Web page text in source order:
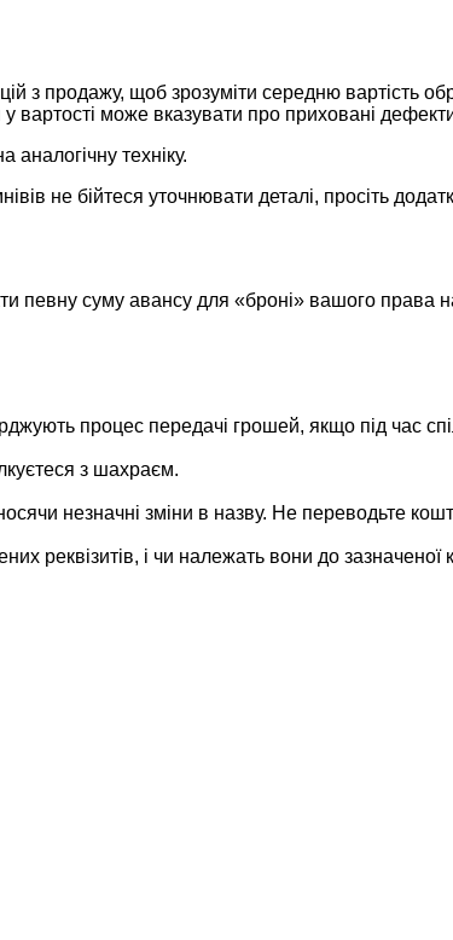
з продажу, щоб зрозуміти середню вартість
вартості може вказувати про приховані
аналогічну техніку.
не бійтеся уточнювати деталі, просіть
суму авансу для «броні» вашого права
процес передачі грошей, якщо під час
з шахраєм.
незначні зміни в назву. Не переводьте
реквізитів, і чи належать вони до зазначеної